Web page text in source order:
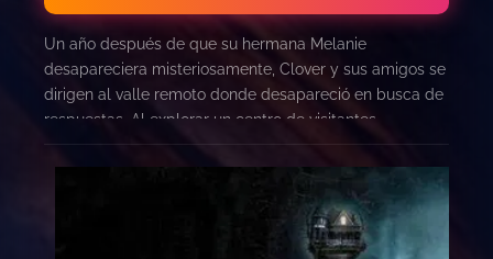
Un año después de que su hermana Melanie
desapareciera misteriosamente, Clover y sus amigos se
dirigen al valle remoto donde desapareció en busca de
respuestas. Al explorar un centro de visitantes
abandonado, se encuentran acosados ​​por un asesino
enmascarado y asesinados horriblemente uno por uno…
solo para despertar y encontrarse de nuevo al